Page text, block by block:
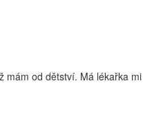
mám od dětství. Má lékařka mi